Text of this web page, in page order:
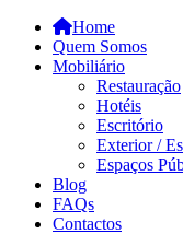
Home
Quem Somos
Mobiliário
Restauração
Hotéis
Escritório
Exterior /
Espaços
Blog
FAQs
Contactos